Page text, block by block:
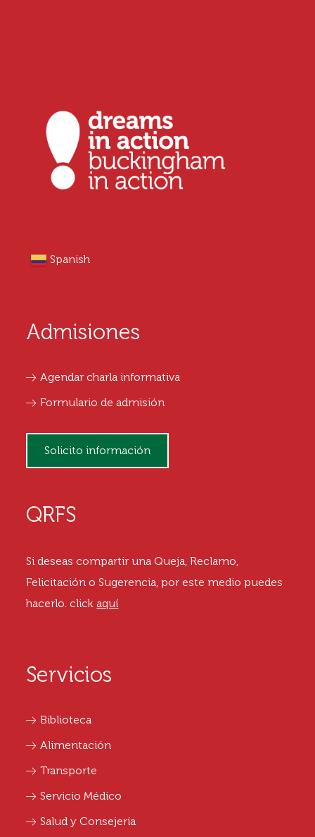
Spanish
Admisiones
Agendar charla informativa
Formulario de admisión
Solicito información
QRFS
Si deseas compartir una Queja, Reclamo,
Felicitación o Sugerencia, por este medio puedes
hacerlo. clickaquí
Servicios
Biblioteca
Alimentación
Transporte
Servicio Médico
Salud y Consejería